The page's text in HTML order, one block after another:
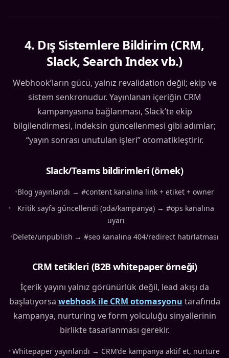
4. Dış Sistemlere Bildirim (CRM,
Slack, Search Index vb.)
Webhook’ların gücü, yalnız revalidation değil; ekip ve
sistem senkronudur. Yayınlanan içeriğin CRM
kampanyasına bağlanması, Slack’te ekip
bilgilendirmesi, indeksin güncellenmesi gibi adımlar;
“yayın sonrası unutulan işleri” otomatikleştirir.
Slack/Teams bildirimleri (örnek)
•Blog yayınlandı → #content kanalına link + etiket + owner
•
Kritik sayfa güncellendi (oda/kampanya) → #ops kanalına
uyarı
•Delete/unpublish → #seo kanalına 404/redirect hatırlatması
CRM tetikleri (B2B whitepaper örneği)
İçerik yayını yalnız görünürlük değil, lead akışı da
başlatıyorsa webhook ile CRM otomasyonu tarafında
kampanya, nurturing ve form yolculuğu sinyallerinin
birlikte tasarlanması gerekir.
• Whitepaper yayınlandı → CRM’de kampanya aktif et, nurture